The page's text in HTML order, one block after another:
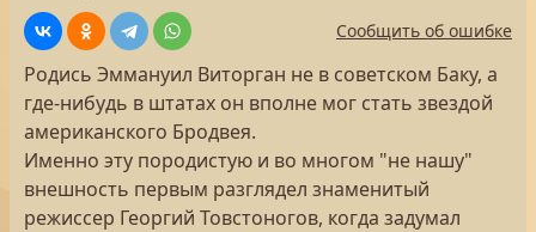
Сообщить об ошибке
Родись Эммануил Виторган не в советском Баку, а
где-нибудь в штатах он вполне мог стать звездой
американского Бродвея.
Именно эту породистую и во многом "не нашу"
внешность первым разглядел знаменитый
режиссер Георгий Товстоногов, когда задумал